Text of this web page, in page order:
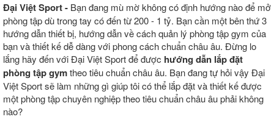
Đại Việt Sport - Bạn đang mù mờ không có định hướng nào để mở
phòng tập dù trong tay có đến từ 200 - 1 tỷ. Bạn cần một bên thứ 3
hướng dẫn thiết bị, hướng dẫn về cách quản lý phòng tập gym của
bạn và thiết kế dễ dàng với phong cách chuẩn châu âu. Đừng lo
lắng hãy đến với Đại Việt Sport để được hướng dẫn lắp đặt
phòng tập gymtheo tiêu chuẩn châu âu. Bạn đang tự hỏi vậy Đại
Việt Sport sẽ làm những gì giúp tôi có thể lắp đặt và thiết kế được
một phòng tập chuyên nghiệp theo tiêu chuẩn châu âu phải không
nào?